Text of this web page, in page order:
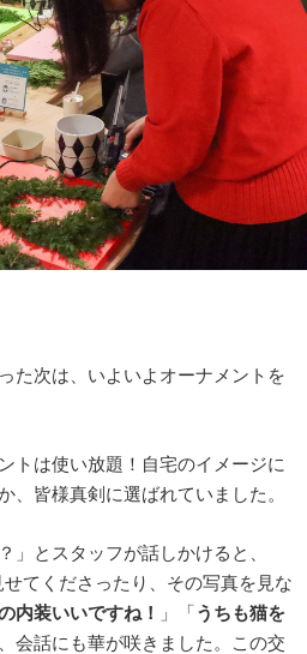
た次は、いよいよオーナメントを
トは使い放題！自宅のイメージに
、皆様真剣に選ばれていました。
」とスタッフが話しかけると、
てくださったり、その写真を見な
内装いいですね！ 」「うちも猫を
会話にも華が咲きました。この交